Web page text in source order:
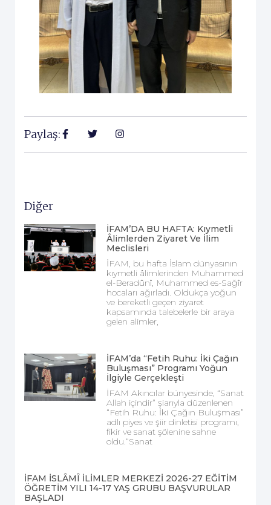
Paylaş:
Diğer
İFAM’DA BU HAFTA: Kıymetli
Âlimlerden Ziyaret Ve İlim
Meclisleri
İFAM, bu hafta İslam dünyasının
kıymetli âlimlerinden Muhammed
el-Beradûnî, Muhammed es-Sağîr
hocaları ağırladı. Oldukça yoğun
ve bereketli geçen ziyaret
kapsamında talebelerle bir araya
gelen alimler,
İFAM’da “Fetih Ruhu: İki Çağın
Buluşması” Programı Yoğun
İlgiyle Gerçekleşti
İFAM Akıncılar bünyesinde, “Sanat
Allah içindir” şiarıyla düzenlenen
“Fetih Ruhu: İki Çağın Buluşması”
adlı piyes ve şiir dinletisi programı,
fikir ve sanat şölenine sahne
oldu.“Sanat
İFAM İSLÂMÎ İLİMLER MERKEZİ 2026-27 EĞİTİM
ÖĞRETİM YILI 14-17 YAŞ GRUBU BAŞVURULAR
BAŞLADI